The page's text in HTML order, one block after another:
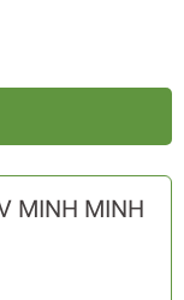
MINH MINH